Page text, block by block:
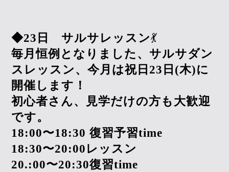
◆23 日 サルサレッスン💃
毎月恒例となりました、サルサダン
スレッスン、今月は祝日 23 日 (木)に
開催します！
初心者さん、見学だけの方も大歓迎
です。
18:00〜18:30 復習予習time
18:30〜20:00 レッスン
20.:00〜20:30復習time